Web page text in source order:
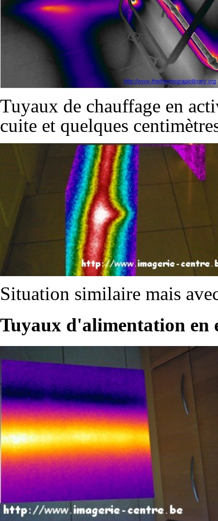
Tuyaux de chauffage en
cuite et quelques
Situation similaire mais
Tuyaux d'alimentation en